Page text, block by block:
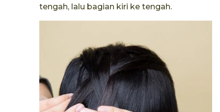
tengah, lalu bagian kiri ke tengah.